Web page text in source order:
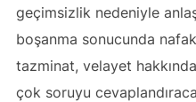
geçimsizlik nedeniyle
boşanma sonucunda
tazminat, velayet
çok soruyu